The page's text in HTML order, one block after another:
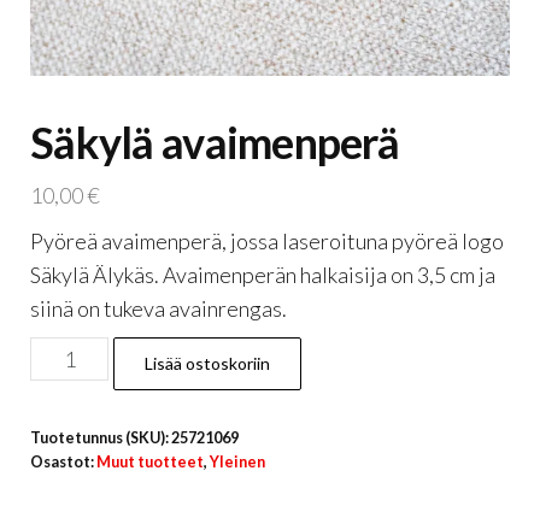
Säkylä avaimenperä
10,00€
Pyöreä avaimenperä, jossa laseroituna pyöreä logo
Säkylä Älykäs. Avaimenperän halkaisija on 3,5 cm ja
siinä on tukeva avainrengas.
Säkylä
avaimenperä
Lisää ostoskoriin
Tuotetunnus (SKU):25721069
Osastot: Muut tuotteet,Yleinen